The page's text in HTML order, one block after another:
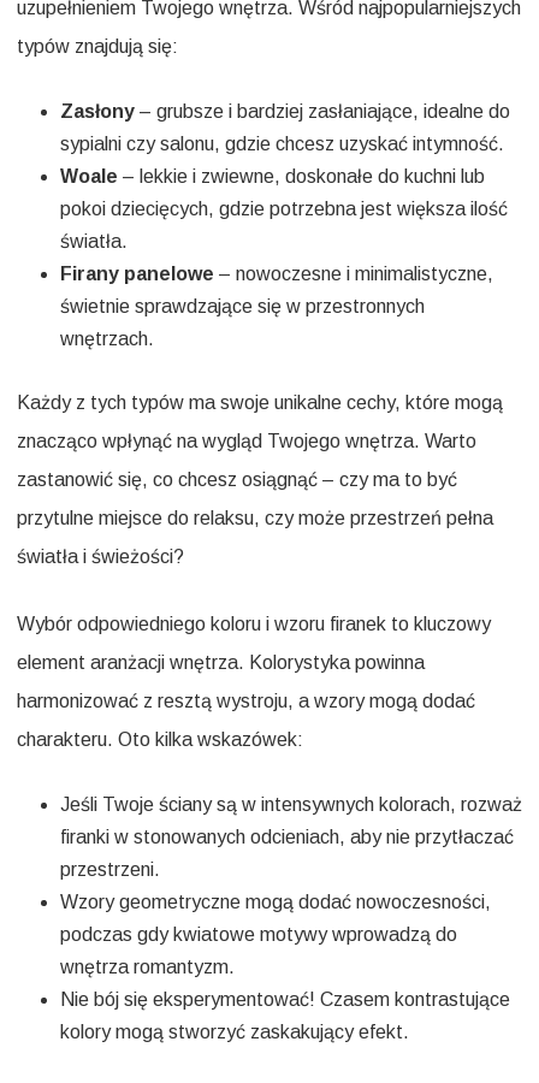
uzupełnieniem Twojego wnętrza. Wśród najpopularniejszych
typów znajdują się:
Zasłony – grubsze i bardziej zasłaniające, idealne do
sypialni czy salonu, gdzie chcesz uzyskać intymność.
Woale – lekkie i zwiewne, doskonałe do kuchni lub
pokoi dziecięcych, gdzie potrzebna jest większa ilość
światła.
Firany panelowe – nowoczesne i minimalistyczne,
świetnie sprawdzające się w przestronnych
wnętrzach.
Każdy z tych typów ma swoje unikalne cechy, które mogą
znacząco wpłynąć na wygląd Twojego wnętrza. Warto
zastanowić się, co chcesz osiągnąć – czy ma to być
przytulne miejsce do relaksu, czy może przestrzeń pełna
światła i świeżości?
Wybór odpowiedniego koloru i wzoru firanek to kluczowy
element aranżacji wnętrza. Kolorystyka powinna
harmonizować z resztą wystroju, a wzory mogą dodać
charakteru. Oto kilka wskazówek:
Jeśli Twoje ściany są w intensywnych kolorach, rozważ
firanki w stonowanych odcieniach, aby nie przytłaczać
przestrzeni.
Wzory geometryczne mogą dodać nowoczesności,
podczas gdy kwiatowe motywy wprowadzą do
wnętrza romantyzm.
Nie bój się eksperymentować! Czasem kontrastujące
kolory mogą stworzyć zaskakujący efekt.